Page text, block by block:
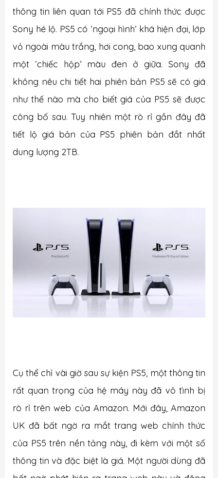
thông tin liên quan tới PS5 đã chính thức được
Sony hé lộ. PS5 có ‘ngoại hình’ khá hiện đại, lớp
vỏ ngoài màu trắng, hơi cong, bao xung quanh
một ‘chiếc hộp’ màu đen ở giữa. Sony đã
không nêu chi tiết hai phiên bản PS5 sẽ có giá
như thế nào mà cho biết giá của PS5 sẽ được
công bố sau. Tuy nhiên một rò rỉ gần đây đã
tiết lộ giá bản của PS5 phiên bản đắt nhất
dung lượng 2TB.
Cụ thể chỉ vài giờ sau sự kiện PS5, một thông tin
rất quan trọng của hệ máy này đã vô tình bị
rò rỉ trên web của Amazon. Mới đây, Amazon
UK đã bất ngờ ra mắt trang web chính thức
của PS5 trên nền tảng này, đi kèm với một số
thông tin và đặc biệt là giá. Một người dùng đã